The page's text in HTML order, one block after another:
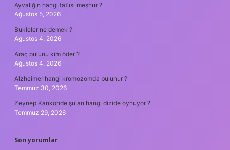
Ayvalığın hangi tatlısı meşhur ?
Ağustos 5, 2026
Bukleler ne demek ?
Ağustos 4, 2026
Araç pulunu kim öder ?
Ağustos 4, 2026
Alzheimer hangi kromozomda bulunur ?
Temmuz 30, 2026
Zeynep Kankonde şu an hangi dizide oynuyor ?
Temmuz 29, 2026
Son yorumlar